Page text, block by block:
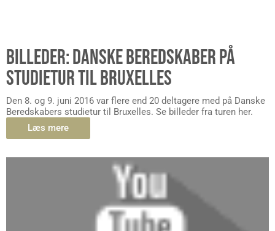
BILLEDER: DANSKE BEREDSKABER PÅ
STUDIETUR TIL BRUXELLES
Den 8. og 9. juni 2016 var flere end 20 deltagere med på Danske
Beredskabers studietur til Bruxelles. Se billeder fra turen her.
Læs mere